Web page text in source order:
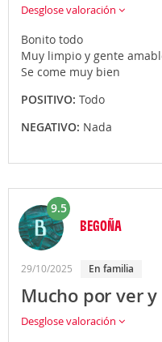
Desglose valoración
Bonito todo
Muy limpio y gente
Se come muy bien
POSITIVO: Todo
NEGATIVO: Nada
9.5
BEGOÑA
29/10/2025 En familia
Mucho por ver
Desglose valoración